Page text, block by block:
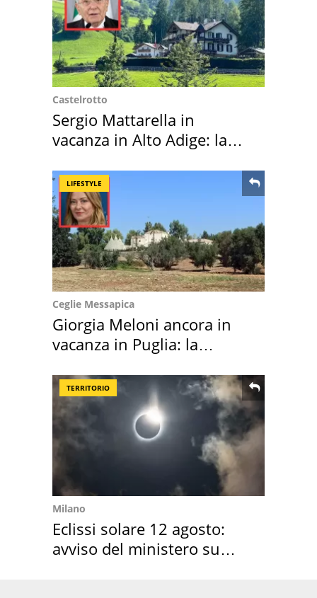
Castelrotto
Sergio Mattarella in
vacanza in Alto Adige: la
LIFESTYLE
Ceglie Messapica
Giorgia Meloni ancora in
vacanza in Puglia: la
TERRITORIO
Milano
Eclissi solare 12 agosto:
avviso del ministero su